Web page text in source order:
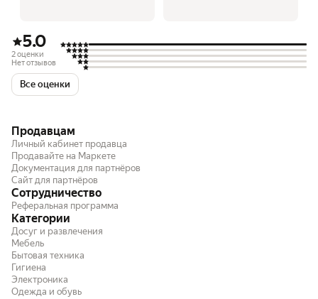
5.0
2 оценки
Нет отзывов
Все оценки
Продавцам
Личный кабинет продавца
Продавайте на Маркете
Документация для партнёров
Сайт для партнёров
Сотрудничество
Реферальная программа
Категории
Досуг и развлечения
Мебель
Бытовая техника
Гигиена
Электроника
Одежда и обувь